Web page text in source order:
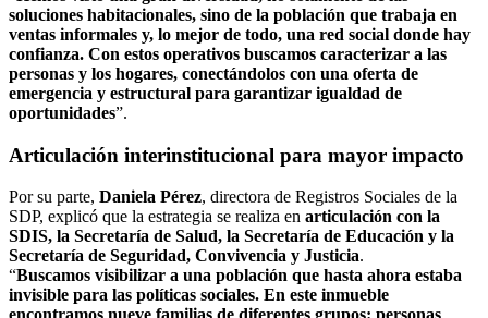
soluciones habitacionales, sino de la población que trabaja en
ventas informales y, lo mejor de todo, una red social donde hay
confianza. Con estos operativos buscamos caracterizar a las
personas y los hogares, conectándolos con una oferta de
emergencia y estructural para garantizar igualdad de
oportunidades”.
Articulación interinstitucional para mayor impacto
Por su parte, Daniela Pérez, directora de Registros Sociales de la
SDP, explicó que la estrategia se realiza en articulación con la
SDIS, la Secretaría de Salud, la Secretaría de Educación y la
Secretaría de Seguridad, Convivencia y Justicia.
“Buscamos visibilizar a una población que hasta ahora estaba
invisible para las políticas sociales. En este inmueble